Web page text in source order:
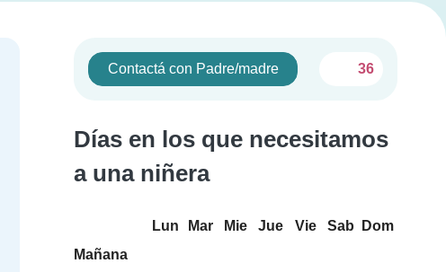
Contactá con Padre/madre 36
Días en los que necesitamos
a una niñera
Lun Mar Mie Jue Vie Sab
Dom
Mañana